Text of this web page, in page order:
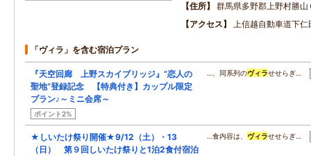
住所
群馬県多野郡上野村勝山
アクセス
上信越自動車道下
「ヴィラ」を含む宿泊プラン
『天空回廊 上野スカイブリッジ』”恋人の
聖地”登録記念 【特典付き】カップル限定
プラン♪～ミニ会席～
ポイント2%
…、同系列のヴィラせせらぎ…
★しいたけ祭り開催★9/12（土）・13
（日） 第９回しいたけ祭りと1泊2食付宿泊
…食内容は、 ヴィラせせらぎ…